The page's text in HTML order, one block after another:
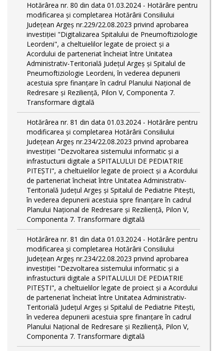
Hotărârea nr. 80 din data 01.03.2024 - Hotărâre pentru
modificarea și completarea Hotărârii Consiliului
Județean Argeș nr.229/22.08.2023 privind aprobarea
investiției "Digitalizarea Spitalului de Pneumoftiziologie
Leordeni", a cheltuielilor legate de proiect și a
Acordului de parteneriat încheiat între Unitatea
Administrativ-Teritorială Județul Argeș și Spitalul de
Pneumoftiziologie Leordeni, în vederea depunerii
acestuia spre finanțare în cadrul Planului Național de
Redresare și Reziliență, Pilon V, Componenta 7.
Transformare digitală
Hotărârea nr. 81 din data 01.03.2024 - Hotărâre pentru
modificarea și completarea Hotărârii Consiliului
Județean Argeș nr.234/22.08.2023 privind aprobarea
investiției "Dezvoltarea sistemului informatic și a
infrastucturii digitale a SPITALULUI DE PEDIATRIE
PITEŞTI", a cheltuielilor legate de proiect și a Acordului
de parteneriat încheiat între Unitatea Administrativ-
Teritorială Județul Argeș și Spitalul de Pediatrie Pitești,
în vederea depunerii acestuia spre finanțare în cadrul
Planului Național de Redresare și Reziliență, Pilon V,
Componenta 7. Transformare digitală
Hotărârea nr. 81 din data 01.03.2024 - Hotărâre pentru
modificarea și completarea Hotărârii Consiliului
Județean Argeș nr.234/22.08.2023 privind aprobarea
investiției "Dezvoltarea sistemului informatic și a
infrastucturii digitale a SPITALULUI DE PEDIATRIE
PITEŞTI", a cheltuielilor legate de proiect și a Acordului
de parteneriat încheiat între Unitatea Administrativ-
Teritorială Județul Argeș și Spitalul de Pediatrie Pitești,
în vederea depunerii acestuia spre finanțare în cadrul
Planului Național de Redresare și Reziliență, Pilon V,
Componenta 7. Transformare digitală